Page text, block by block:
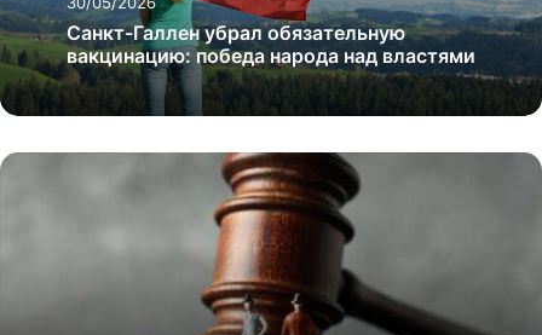
Санкт-Галлен убрал обязательную
вакцинацию: победа народа над властями